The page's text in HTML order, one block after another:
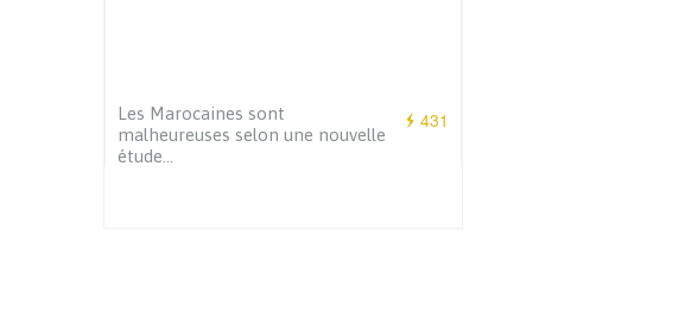
431
Les Marocaines sont
malheureuses selon une nouvelle
étude…